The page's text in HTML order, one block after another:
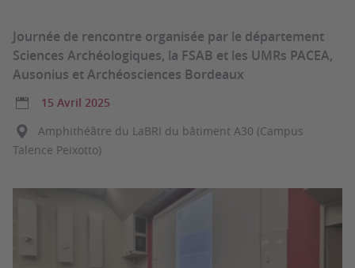
Journée de rencontre organisée par le département
Sciences Archéologiques, la FSAB et les UMRs PACEA,
Ausonius et Archéosciences Bordeaux
15 Avril 2025
Amphithéâtre du LaBRI du bâtiment A30 (Campus
Talence Peixotto)